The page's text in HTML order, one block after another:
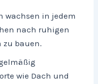
wachsen in jedem
nach ruhigen
zu bauen.
wie Dach und